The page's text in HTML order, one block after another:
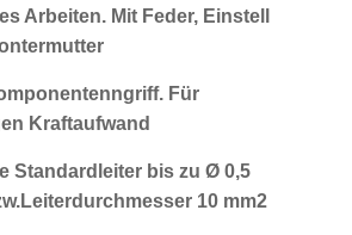
Arbeiten. Mit Feder, Einstell
Für
Kraftaufwand
Standardleiter bis zu Ø 0,5
10 mm2